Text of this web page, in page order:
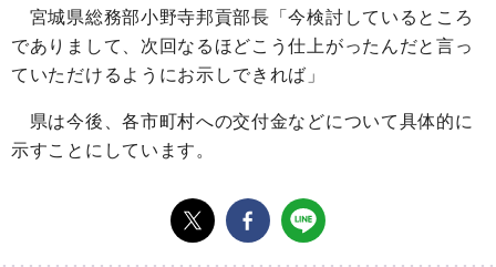
宮城県総務部小野寺邦貢部長「今検討しているところ
でありまして、次回なるほどこう仕上がったんだと言っ
ていただけるようにお示しできれば」
県は今後、各市町村への交付金などについて具体的に
示すことにしています。